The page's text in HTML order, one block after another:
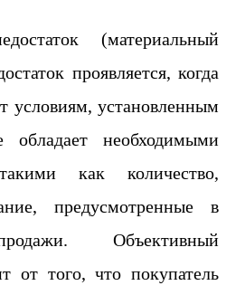
(материальный
проявляется, когда
условиям, установленным
необходимыми
как количество,
предусмотренные в
Объективный
от того, что покупатель